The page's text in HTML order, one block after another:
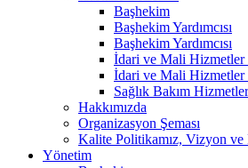
Başhekim
Başhekim Yardımcısı
Başhekim Yardımcısı
İdari ve Mali Hizmetler
İdari ve Mali Hizmetler
Sağlık Bakım
Hakkımızda
Organizasyon Şeması
Kalite Politikamız, Vizyon ve
Yönetim